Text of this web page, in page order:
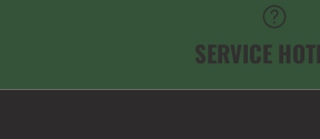
SERVICE